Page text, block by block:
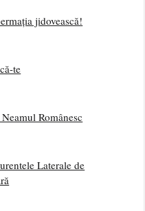
jidovească!
te
Românesc
Laterale de